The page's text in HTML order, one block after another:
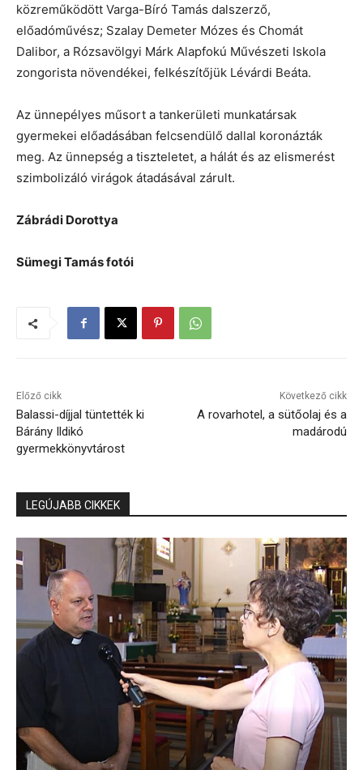
közreműködött Varga-Bíró Tamás dalszerző,
előadóművész; Szalay Demeter Mózes és Chomát
Dalibor, a Rózsavölgyi Márk Alapfokú Művészeti Iskola
zongorista növendékei, felkészítőjük Lévárdi Beáta.
Az ünnepélyes műsort a tankerületi munkatársak
gyermekei előadásában felcsendülő dallal koronázták
meg. Az ünnepség a tiszteletet, a hálát és az elismerést
szimbolizáló virágok átadásával zárult.
Zábrádi Dorottya
Sümegi Tamás fotói
Előző cikk
Balassi-díjjal tüntették ki
Bárány Ildikó
gyermekkönyvtárost
Következő cikk
A rovarhotel, a sütőolaj és a
madárodú
LEGÚJABB CIKKEK